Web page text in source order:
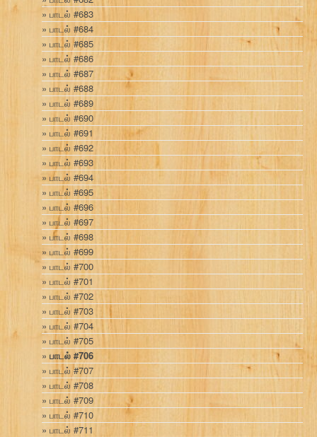
பாடல் #683
பாடல் #684
பாடல் #685
பாடல் #686
பாடல் #687
பாடல் #688
பாடல் #689
பாடல் #690
பாடல் #691
பாடல் #692
பாடல் #693
பாடல் #694
பாடல் #695
பாடல் #696
பாடல் #697
பாடல் #698
பாடல் #699
பாடல் #700
பாடல் #701
பாடல் #702
பாடல் #703
பாடல் #704
பாடல் #705
பாடல் #706
பாடல் #707
பாடல் #708
பாடல் #709
பாடல் #710
பாடல் #711